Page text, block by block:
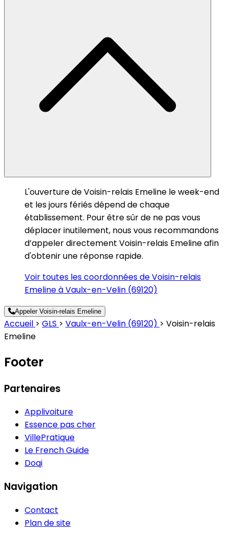
L'ouverture de Voisin-relais Emeline le week-end
et les jours fériés dépend de chaque
établissement. Pour être sûr de ne pas vous
déplacer inutilement, nous vous recommandons
d’appeler directement Voisin-relais Emeline afin
d'obtenir une réponse rapide.
Voir toutes les coordonnées de Voisin-relais
Emeline à Vaulx-en-Velin (69120)
Appeler Voisin-relais Emeline
Accueil > GLS > Vaulx-en-Velin (69120) > Voisin-relais
Emeline
Footer
Partenaires
Applivoiture
Essence pas cher
VillePratique
Le French Guide
Doqi
Navigation
Contact
Plan de site